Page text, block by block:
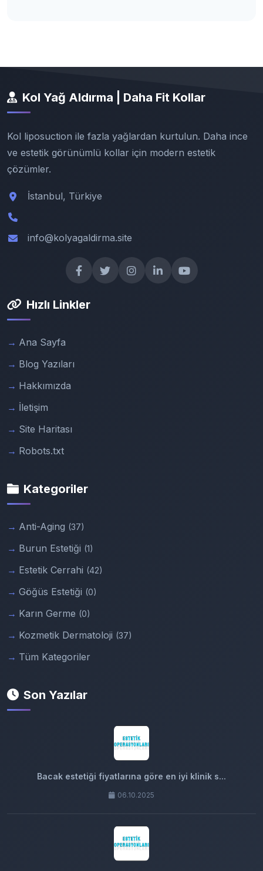
Kol Yağ Aldırma | Daha Fit Kollar
Kol liposuction ile fazla yağlardan kurtulun. Daha ince
ve estetik görünümlü kollar için modern estetik
çözümler.
İstanbul, Türkiye
info@kolyagaldirma.site
Hızlı Linkler
Ana Sayfa
Blog Yazıları
Hakkımızda
İletişim
Site Haritası
Robots.txt
Kategoriler
Anti-Aging (37)
Burun Estetiği (1)
Estetik Cerrahi (42)
Göğüs Estetiği (0)
Karın Germe (0)
Kozmetik Dermatoloji (37)
Tüm Kategoriler
Son Yazılar
Bacak estetiği fiyatlarına göre en iyi klinik s...
06.10.2025